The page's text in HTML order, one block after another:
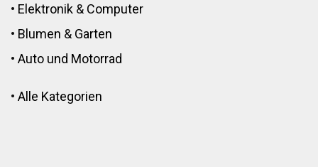
• Elektronik & Computer
• Blumen & Garten
• Auto und Motorrad
• Alle Kategorien